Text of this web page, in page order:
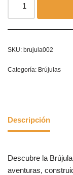
SKU: brujula002
Categoría: Brújulas
Descripción
Descubre la
aventuras,